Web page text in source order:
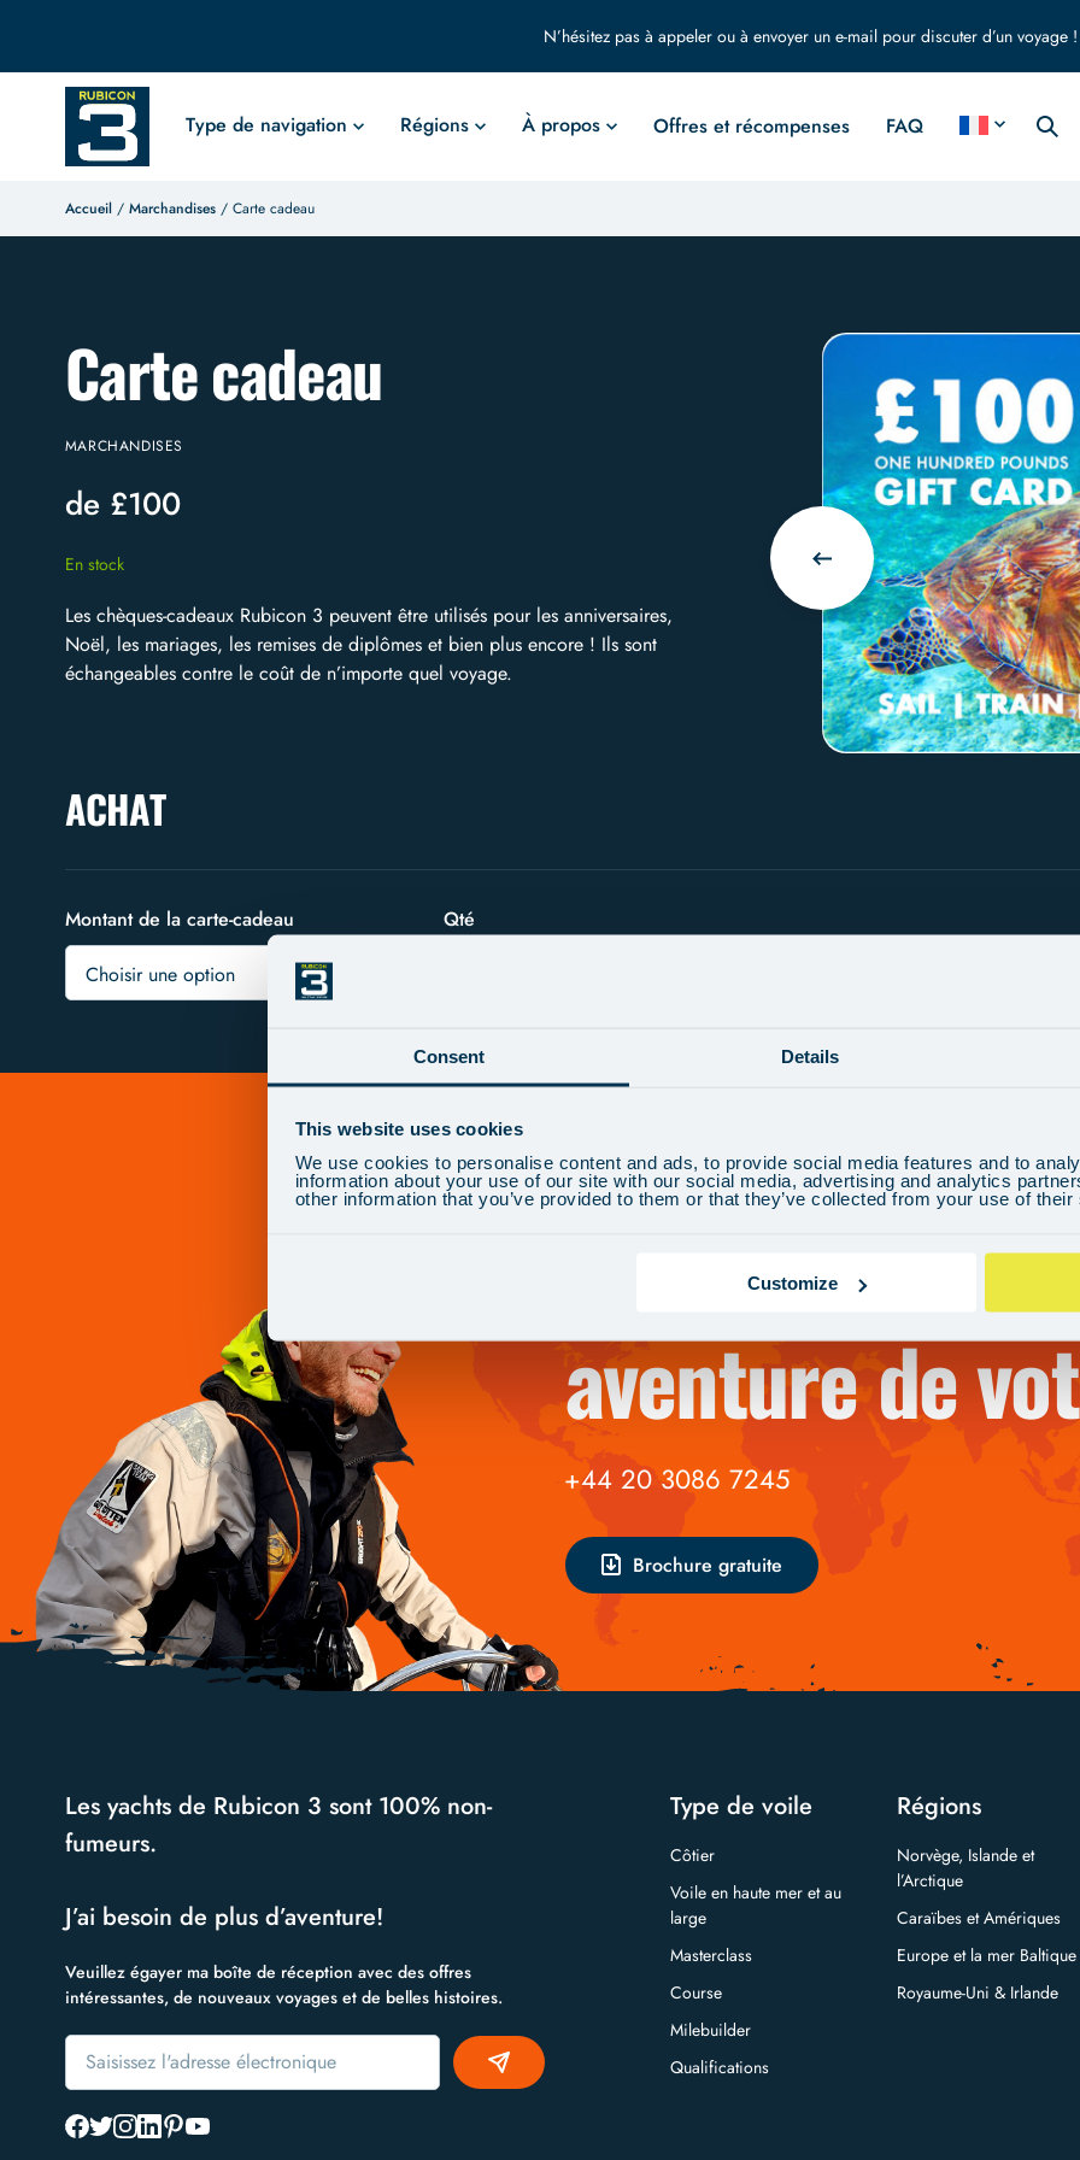
Consent Details
This website uses cookies
We use cookies to personalise content and ads, to provide social media features and to
information about your use of our site with our social media, advertising and analytics
other information that you’ve provided to them or that they’ve collected from your use of
Customize
N’hésitez pas à appeler ou à envoyer un e-mail pour discuter d’un voyage !
Type de navigation Régions À propos Offres et récompenses FAQ
Accueil/ Marchandises/ Carte cadeau
Carte cadeau
MARCHANDISES
de £100
En stock
Les chèques-cadeaux Rubicon 3 peuvent être utilisés pour les anniversaires,
Noël, les mariages, les remises de diplômes et bien plus encore ! Ils sont
échangeables contre le coût de n’importe quel voyage.
ACHAT
Montant de la carte-cadeau
Choisir une option
Qté
Alternative:
LA VIE N’ATTEND PAS. PROFITEZ-EN!
Partez
aventure de
+44 20 3086 7245
Brochure gratuite
Les yachts de Rubicon 3 sont 100% non-
fumeurs.
J’ai besoin de plus d’aventure!
Veuillez égayer ma boîte de réception avec des offres
intéressantes, de nouveaux voyages et de belles histoires.
Alternative:
Type de voile
Côtier
Voile en haute mer et au
large
Masterclass
Course
Milebuilder
Qualifications
Régions
Norvège, Islande et
l’Arctique
Caraïbes et Amériques
Europe et la mer Baltique
Royaume-Uni & Irlande